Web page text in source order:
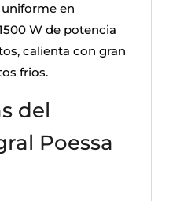
en
W de potencia
calienta con gran
frios.
del
Poessa